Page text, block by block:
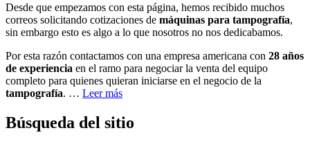
Desde que empezamos con esta página, hemos recibido muchos
correos solicitando cotizaciones de máquinas para tampografía,
sin embargo esto es algo a lo que nosotros no nos dedicabamos.
Por esta razón contactamos con una empresa americana con 28 años
de experiencia en el ramo para negociar la venta del equipo
completo para quienes quieran iniciarse en el negocio de la
tampografía. … Leer más
Búsqueda del sitio